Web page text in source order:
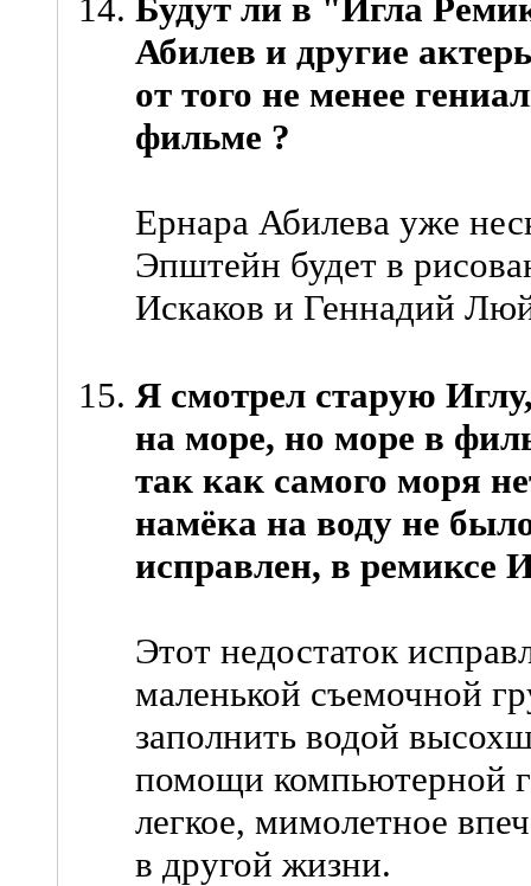
Будут ли в "Игла
Абилев и другие
от того не менее
фильме ?
Ернара Абилева уже
Эпштейн будет в
Искаков и Геннадий
Я смотрел старую
на море, но море в
так как самого моря
намёка на воду не
исправлен, в ремиксе
Этот недостаток
маленькой съемочной
заполнить водой
помощи компьютерной
легкое, мимолетное
в другой жизни.